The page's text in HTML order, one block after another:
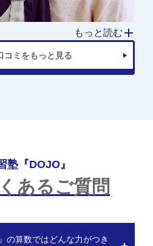
もっと読む
コミをもっと見る
塾『DOJO』
あるご質問
の算数ではどんな力がつき